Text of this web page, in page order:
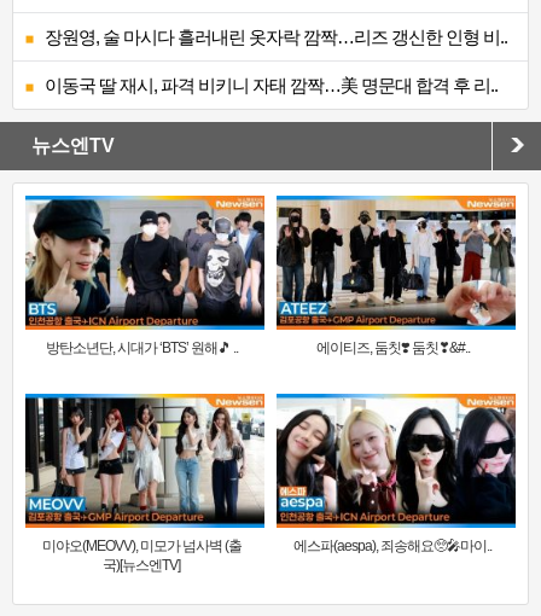
장원영, 술 마시다 흘러내린 옷자락 깜짝…리즈 갱신한 인형 비..
이동국 딸 재시, 파격 비키니 자태 깜짝…美 명문대 합격 후 리..
뉴스엔TV
방탄소년단, 시대가 ‘BTS’ 원해🎵 .. 에이티즈, 둠칫❣️ 둠칫❣&#..
미야오(MEOVV), 미모가 넘사벽 (출
국)[뉴스엔TV]
에스파(aespa), 죄송해요🥺🎤마이..